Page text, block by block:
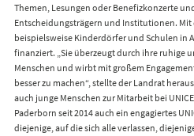
Themen, Lesungen oder Benefizkonzerte
Entscheidungsträgern und Institutionen.
beispielsweise Kinderdörfer und Schulen in
finanziert. „Sie überzeugt durch ihre ruhige
Menschen und wirbt mit großem
besser zu machen“, stellte der Landrat
auch junge Menschen zur Mitarbeit bei
Paderborn seit 2014 auch ein engagiertes
diejenige, auf die sich alle verlassen,